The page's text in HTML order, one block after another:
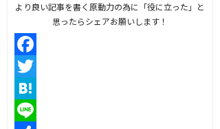
より良い記事を書く原動力の為に「役に立った」と
思ったらシェアお願いします！